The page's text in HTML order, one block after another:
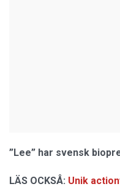
”Lee” har svensk
LÄS OCKSÅ: Unik